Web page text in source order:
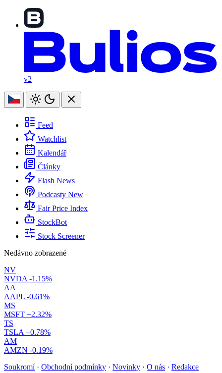
v2
Feed
Watchlist
Kalendář
Články
Flash News
Podcasty New
Fair Price Index
StockBot
Stock Screener
Nedávno zobrazené
NV
NVDA -1.15%
AA
AAPL -0.61%
MS
MSFT +2.32%
TS
TSLA +0.78%
AM
AMZN -0.19%
Soukromí · Obchodní podmínky · Novinky · O nás · Redakce